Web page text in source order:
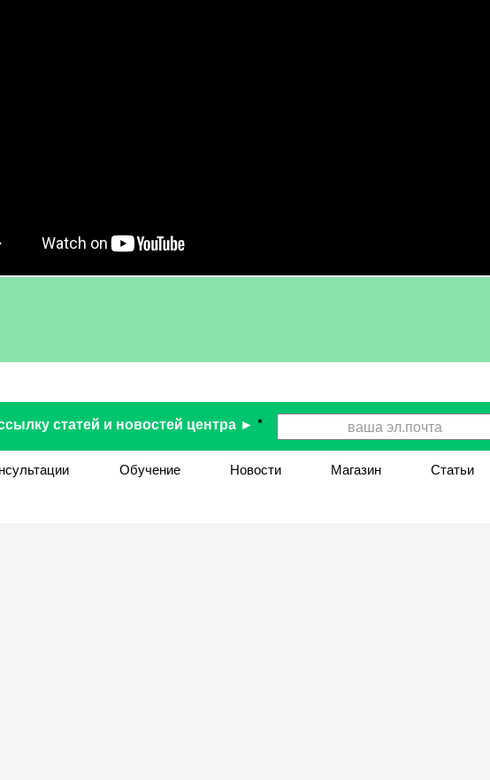
статей и новостей центра ► *
Обучение Новости Магазин
Статьи